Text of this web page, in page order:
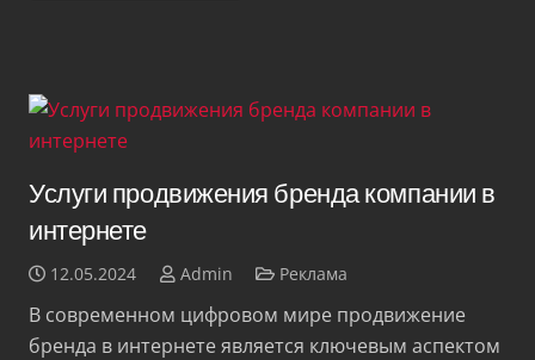
Услуги продвижения бренда компании в
интернете
12.05.2024 Admin Реклама
В современном цифровом мире продвижение
бренда в интернете является ключевым аспектом